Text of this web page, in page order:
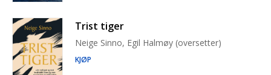
Trist tiger
Neige Sinno, Egil Halmøy (oversetter)
KJØP